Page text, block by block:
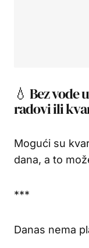
💧 Bez vode
radovi ili
Mogući su
dana, a to
***
Danas nema